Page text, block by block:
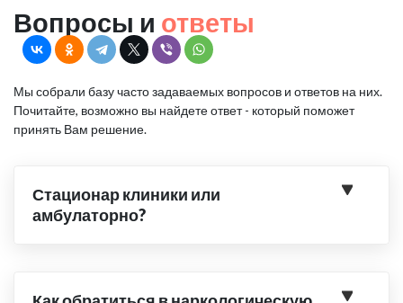
Вопросы и ответы
Мы собрали базу часто задаваемых вопросов и ответов на них.
Почитайте, возможно вы найдете ответ - который поможет
принять Вам решение.
Стационар клиники или
амбулаторно?